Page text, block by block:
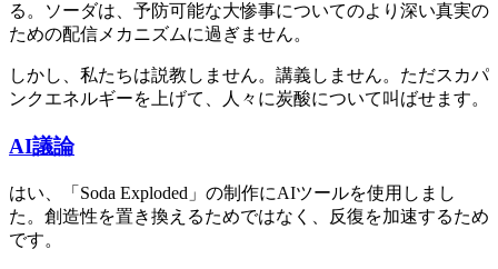
る。ソーダは、予防可能な大惨事についてのより深い真実の
ための配信メカニズムに過ぎません。
しかし、私たちは説教しません。講義しません。ただスカパ
ンクエネルギーを上げて、人々に炭酸について叫ばせます。
AI議論
はい、「Soda Exploded」の制作にAIツールを使用しまし
た。創造性を置き換えるためではなく、反復を加速するため
です。